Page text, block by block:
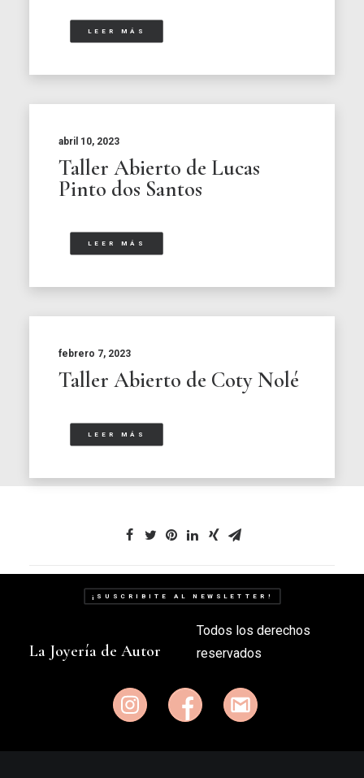
LEER MÁS
abril 10, 2023
Taller Abierto de Lucas
Pinto dos Santos
LEER MÁS
febrero 7, 2023
Taller Abierto de Coty Nolé
LEER MÁS
¡SUSCRIBITE AL NEWSLETTER!
La Joyería de Autor
Todos los derechos
reservados